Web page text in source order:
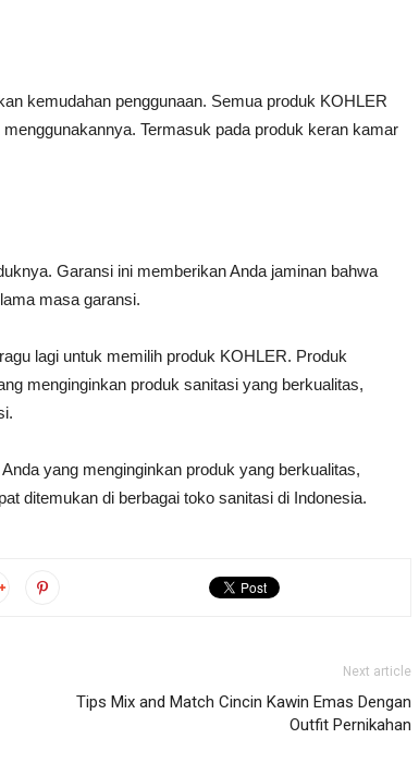
kemudahan penggunaan. Semua produk KOHLER
Termasuk pada produk keran kamar
Garansi ini memberikan Anda jaminan bahwa
masa garansi.
lagi untuk memilih produk KOHLER. Produk
menginginkan produk sanitasi yang berkualitas,
yang menginginkan produk yang berkualitas,
ditemukan di berbagai toko sanitasi di Indonesia.
Next article
Tips Mix and Match Cincin Kawin Emas Dengan
Outfit Pernikahan